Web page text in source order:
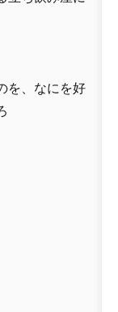
を、なにを好